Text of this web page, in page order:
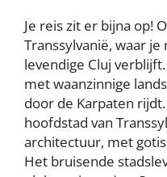
Je reis zit er bijna op!
Transsylvanië, waar
levendige Cluj
met waanzinnige
door de Karpaten
hoofdstad van
architectuur, met
Het bruisende